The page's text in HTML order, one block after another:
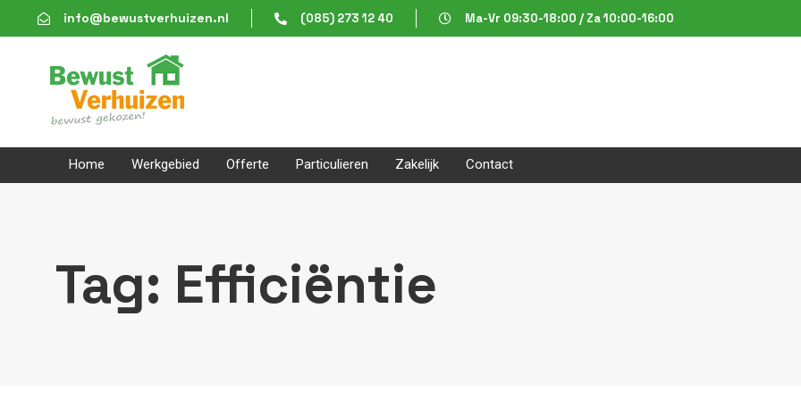
links
to
content
info@bewustverhuizen.nl (085) 273 12 40 Ma-Vr 09:30-18:00 / Za 10:00-16:00
Home Werkgebied Offerte Particulieren Zakelijk Contact
Tag: Efficiëntie